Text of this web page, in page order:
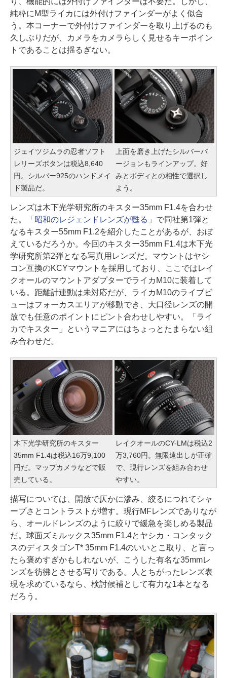
純粋にM型ライカには外付けファインダーがよく似合
う。本コーナーで外付けファインダーを取り上げるのも
久しぶりだが、カメラをカメラらしく見せるキーポイン
トであることは揺るぎない。
ジェイツジムラの忍者ソフト
レリーズボタンは税込8,640
円。シルバー925のハンドメイ
ド製品だ。
上面を磨き上げたシルバーバ
ージョンもラインアップ。好
みとボディとの相性で選択し
よう。
レンズは木下光学研究所のキスター35mm F1.4を合わせ
た。「 昭和のレジェンドレンズが甦る 」で同社第1弾と
なるキスター55mm F1.2を紹介したことがあるが、おぼ
えているだろうか。今回のキスター35mm F1.4は木下光
学研究所第2弾となる写真用レンズだ。マウントはヤシ
コン互換のKCYマウントを採用しており、ここではレイ
クオールのマウントアダプターでライカM10に装着して
いる。距離計連動は未対応だが、ライカM10のライブビ
ューはフォーカスエリアが移動でき、大口径レンズの開
放でも任意のポイントにピント合わせしやすい。「ライ
カでキスター」というマニアにはちょっとたまらない組
み合わせだ。
木下光学研究所のキスター
35mm F1.4は税込16万9,100
円だ。マップカメラなどで販
売している。
レイクオールのCY-LMは税込2
万3,760円。無限遠出しが正確
で、現行レンズを組み合わせ
やすい。
描写については、開放で仄かに滲み、絞るにつれてシャ
ープさとコントラストが増す。現行MFレンズでありなが
ら、オールドレンズのように絞りで緩急を楽しめる製品
だ。球面ズミルックス35mm F1.4とヤシカ・コンタック
スのディスタゴンT* 35mm F1.4のいいとこ取り、と言っ
たら褒めすぎかもしれないが、こうした有名な35mmレ
ンズを彷彿とさせる写りである。人とちがったレンズ表
現を求めているなら、検討候補として有力な1本となる
だろう。